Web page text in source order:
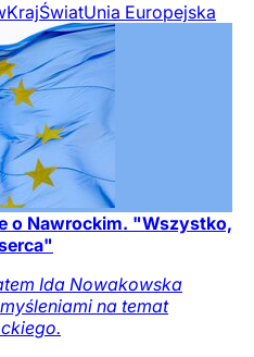
KrajŚwiatUnia Europejska
o Nawrockim. "Wszystko,
Ida Nowakowska
na temat